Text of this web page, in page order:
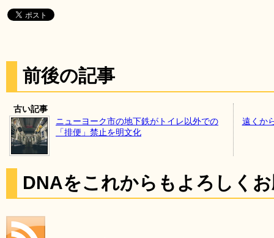
前後の記事
古い記事
ニューヨーク市の地下鉄がトイレ以外での
「排便」禁止を明文化
遠くか
DNAをこれからもよろしく